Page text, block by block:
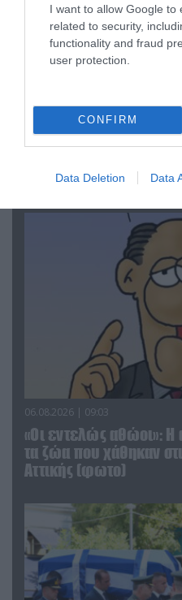
I want to allow Google to
related to security,
functionality and fraud
user protection.
CONFIRM
Data Deletion Data
06.08.2026 | 14:02
«Επιχείρηση ελεύθερα
αντικείμενα από
06.08.2026 | 09:03
«Οι εντελώς αθώοι»: Η
τα ζώα που χάθηκαν
Αττικής (φωτο)